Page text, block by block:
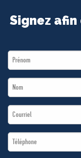
Signez
First
Name
Last
Name
Email
*
Téléphone
*